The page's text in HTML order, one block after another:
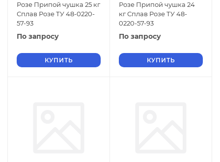
Розе Припой чушка 25 кг
Сплав Розе ТУ 48-0220-
57-93
По запросу
КУПИТЬ
Розе Припой чушка 24
кг Сплав Розе ТУ 48-
0220-57-93
По запросу
КУПИТЬ